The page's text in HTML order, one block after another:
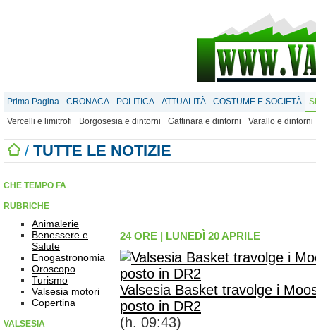
Prima Pagina CRONACA POLITICA ATTUALITÀ COSTUME E SOCIETÀ
Vercelli e limitrofi
Borgosesia e dintorni Gattinara e dintorni Varallo e dintorni
/ TUTTE LE NOTIZIE
CHE TEMPO FA
RUBRICHE
Animalerie
Benessere e
Salute
Enogastronomia
Oroscopo
Turismo
Valsesia motori
Copertina
VALSESIA
24 ORE | LUNEDÌ 20 APRILE
Valsesia Basket travolge i
posto in DR2
(h. 09:43)